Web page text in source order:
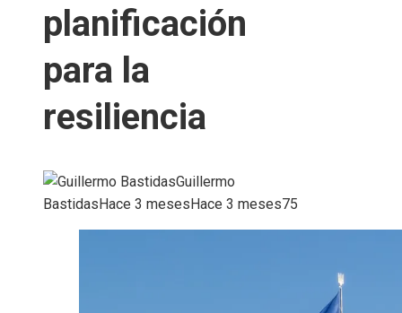
planificación
para la
resiliencia
Guillermo
Bastidas Hace 3 meses Hace 3 meses75